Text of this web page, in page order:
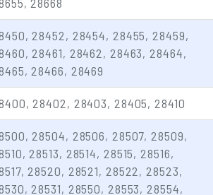
28452, 28454, 28455, 28459,
28461, 28462, 28463, 28464,
28466, 28469
28402, 28403, 28405, 28410
28504, 28506, 28507, 28509,
28513, 28514, 28515, 28516,
28520, 28521, 28522, 28523,
28531, 28550, 28553, 28554,